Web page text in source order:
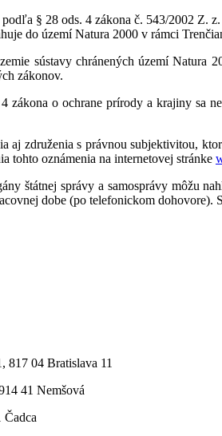
§ 28 ods. 4 zákona č. 543/2002 Z.
do území Natura 2000 v rámci
chránených území Natura
zákonov.
o ochrane prírody a krajiny sa
s právnou subjektivitou,
tohto oznámenia na internetovej stránke
správy a samosprávy môžu
dobe (po telefonickom dohovore).
817 04 Bratislava 11
41 Nemšová